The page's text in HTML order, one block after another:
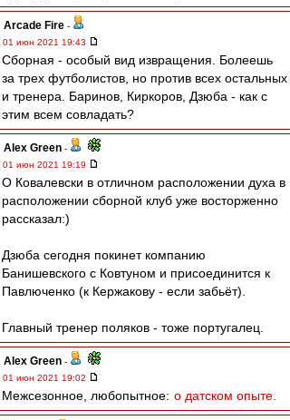
Arcade Fire -
01 июн 2021 19:43
Сборная - особый вид извращения. Болеешь
за трех футболистов, но против всех остальных
и тренера. Баринов, Киркоров, Дзюба - как с
этим всем совладать?
Alex Green -
01 июн 2021 19:19
О Ковалевски в отличном расположении духа в
расположении сборной клуб уже восторженно
рассказал:)
Дзюба сегодня покинет компанию
Банишевского с Ковтуном и присоединится к
Павлюченко (к Кержакову - если забьёт).
Главный тренер поляков - тоже португалец.
Alex Green -
01 июн 2021 19:02
Межсезонное, любопытное: о датском опыте.